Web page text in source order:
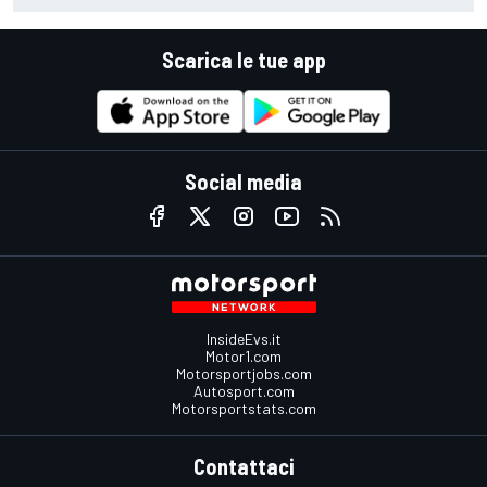
Scarica le tue app
Social media
InsideEvs.it
Motor1.com
Motorsportjobs.com
Autosport.com
Motorsportstats.com
Contattaci